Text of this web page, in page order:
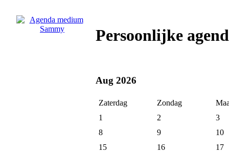
Persoonlijke
Aug 2026
Zaterdag Zondag
1
2
3
8
9
10
15
16
17